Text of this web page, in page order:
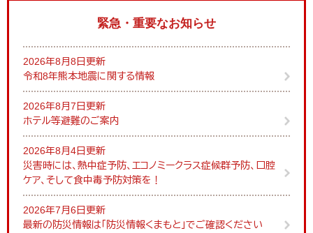
緊急・重要なお知らせ
2026年8月8日更新
令和8年熊本地震に関する情報
2026年8月7日更新
ホテル等避難のご案内
2026年8月4日更新
災害時には、熱中症予防、エコノミークラス症候群予防、口腔
ケア、そして食中毒予防対策を！
2026年7月6日更新
最新の防災情報は「防災情報くまもと」でご確認ください